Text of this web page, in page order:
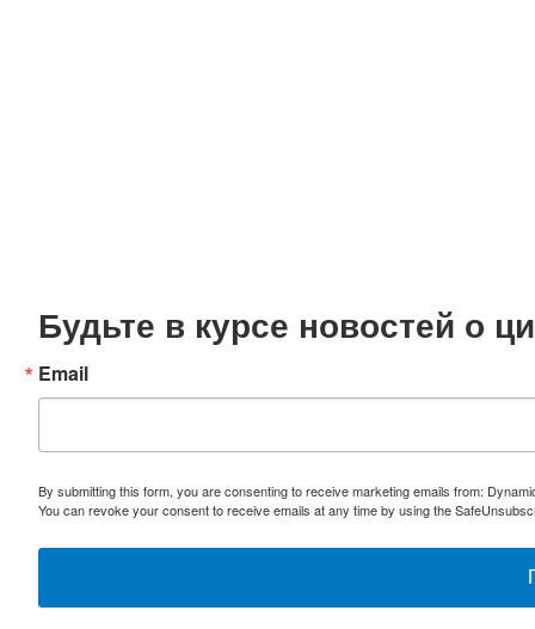
Будьте в курсе новостей о
Email
By submitting this form, you are consenting to receive marketing emails from:
You can revoke your consent to receive emails at any time by using the